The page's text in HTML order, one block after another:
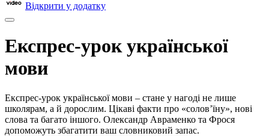
Відкрити у додатку
Експрес-урок української
мови
Експрес-урок української мови – стане у нагоді не лише
школярам, а й дорослим. Цікаві факти про «солов’їну», нові
слова та багато іншого. Олександр Авраменко та Фрося
допоможуть збагатити ваш словниковий запас.